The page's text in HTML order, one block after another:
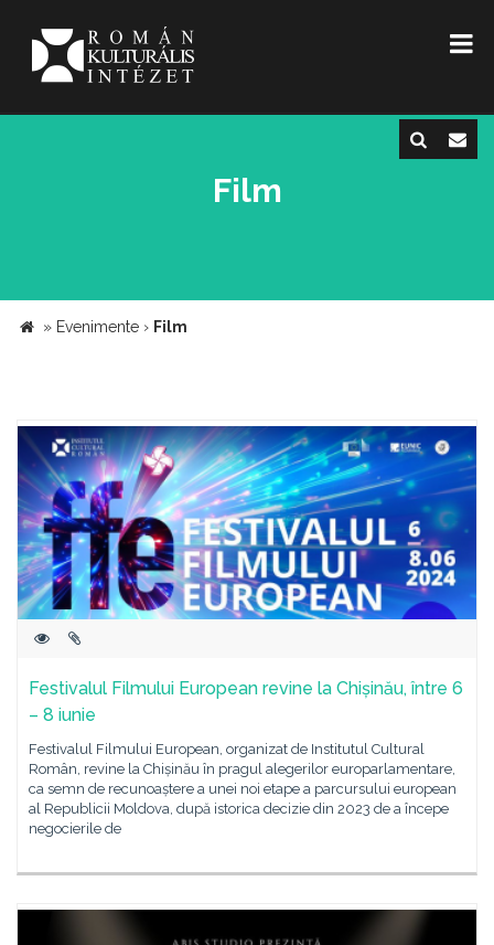
Film
» Evenimente › Film
Festivalul Filmului European revine la Chișinău, între 6
– 8 iunie
Festivalul Filmului European, organizat de Institutul Cultural
Român, revine la Chișinău în pragul alegerilor europarlamentare,
ca semn de recunoaștere a unei noi etape a parcursului european
al Republicii Moldova, după istorica decizie din 2023 de a începe
negocierile de